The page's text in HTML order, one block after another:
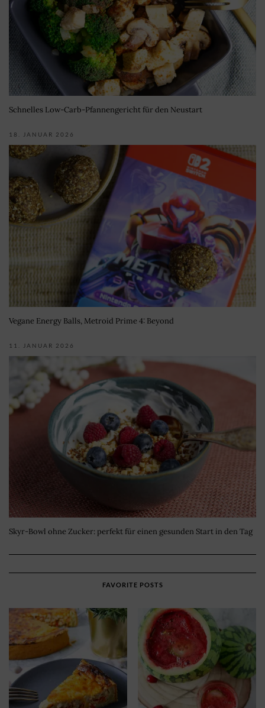
Schnelles Low-Carb-Pfannengericht für den Neustart
18. JANUAR 2026
Vegane Energy Balls, Metroid Prime 4: Beyond
11. JANUAR 2026
Skyr-Bowl ohne Zucker: perfekt für einen gesunden Start in den Tag
FAVORITE POSTS